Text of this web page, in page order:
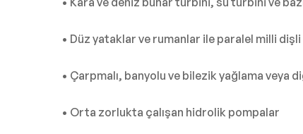
• Düz yataklar ve rumanlar ile paralel milli
• Çarpmalı, banyolu ve bilezik yağlama
• Orta zorlukta çalışan hidrolik pompalar